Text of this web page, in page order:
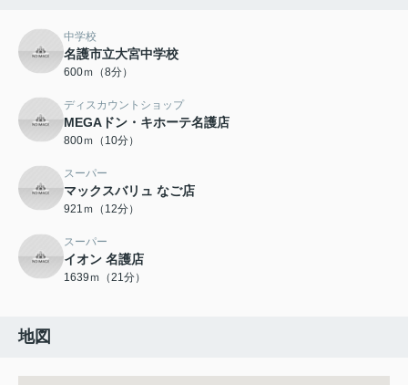
中学校
名護市立大宮中学校
600ｍ（8分）
ディスカウントショップ
MEGAドン・キホーテ名護店
800ｍ（10分）
スーパー
マックスバリュ なご店
921ｍ（12分）
スーパー
イオン 名護店
1639ｍ（21分）
地図